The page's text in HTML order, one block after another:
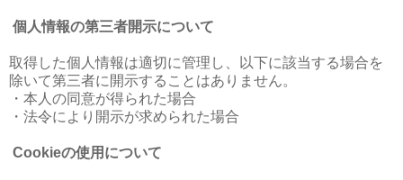
個人情報の第三者開示について
取得した個人情報は適切に管理し、以下に該当する場合を
除いて第三者に開示することはありません。
・本人の同意が得られた場合
・法令により開示が求められた場合
Cookieの使用について